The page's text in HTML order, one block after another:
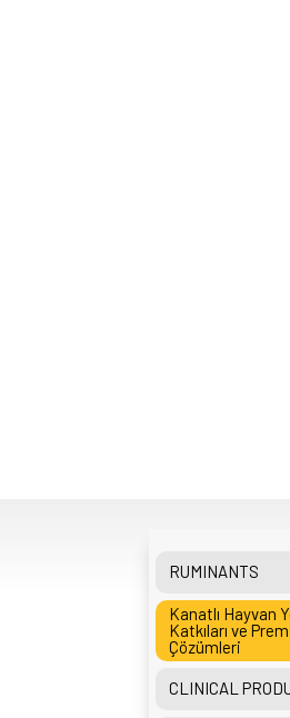
RUMINANTS
Kanatlı Hayvan
Katkıları ve
Çözümleri
CLINICAL